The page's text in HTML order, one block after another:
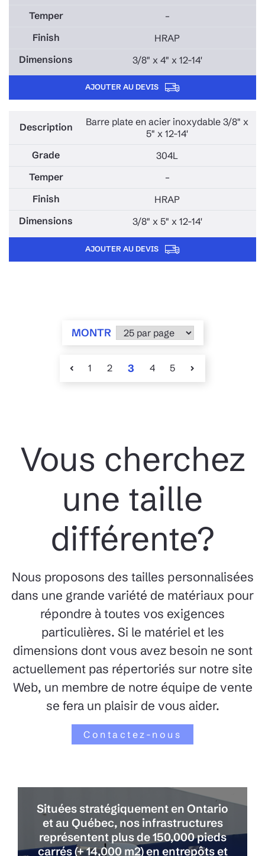
–
HRAP
3/8" x 4" x 12-14'
AJOUTER AU DEVIS
Barre plate en acier inoxydable 3/8" x
5" x 12-14'
304L
–
HRAP
3/8" x 5" x 12-14'
AJOUTER AU DEVIS
MONTR
1 2 3 4 5
Vous cherchez
une taille
différente?
Nous proposons des tailles personnalisées
dans une grande variété de matériaux pour
répondre à toutes vos exigences
particulières. Si le matériel et les
dimensions dont vous avez besoin ne sont
actuellement pas répertoriés sur notre site
Web, un membre de notre équipe de vente
se fera un plaisir de vous aider.
Contactez-nous
Situées stratégiquement en Ontario
et au Québec, nos infrastructures
représentent plus de 150,000 pieds
carrés (+ 14,000 m2) en entrepôts et